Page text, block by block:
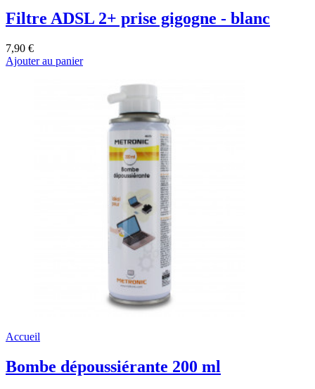
Filtre ADSL 2+ prise gigogne - blanc
7,90 €
Ajouter au panier
Accueil
Bombe dépoussiérante 200 ml